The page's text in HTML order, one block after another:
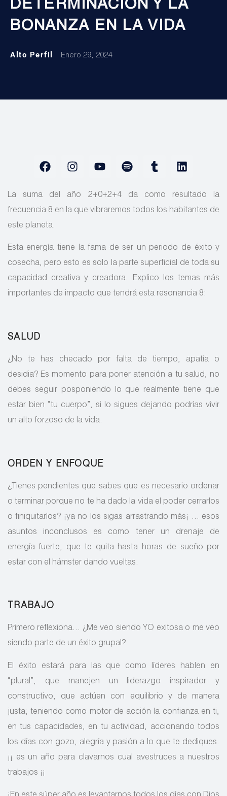
DETERMINACIÓN Y LA
BONANZA EN LA VIDA
Alto Perfil Enero 29, 2024
La suma del año 2+0+2+4 da como resultado la
frecuencia 8 en la que vibraremos todos los habitantes de
este planeta.
Esta energía tiene la fama de ser un periodo de éxito y
cosecha, pero esto es solo la parte superficial de toda su
capacidad creativa y creadora. Explico los temas más
importantes de impacto que tendrá esta resonancia 8:
SALUD
¿No te has checado por falta de tiempo, apatía o
desidia? Es momento para poner atención a tu salud, no
debes seguir posponiendo lo que realmente tiene que
estar bien “tu cuerpo”, si lo sigues dejando podrías vivir
un alto forzoso de la vida.
ORDEN Y ENFOQUE
¿Tienes pendientes que sabes que es necesario ordenar
o terminar porque no te ha dado la vida el poder cerrarlos
o finiquitarlos? ¡ya no los sigas arrastrando más¡ … esos
asuntos inconclusos es como tener un drenaje de
energía fuerte, que te quita hasta horas de sueño por
estar con el hámster dando vueltas.
TRABAJO
Primero reflexiona… ¿Me veo siendo YO exitosa o me veo
siendo parte de un éxito grupal?
El éxito estará para las que como líderes hablen en
“plural”, que manejen un liderazgo inspirador y
constructivo, que actúen con equilibrio y de manera
justa; teniendo como motor de acción la confianza en ti,
en tus capacidades, en tu actividad, accionando todos
los días con gozo, alegría y pasión a lo que te dediques.
¡¡ es un año para clavarnos cual avestruces a nuestros
trabajos ¡¡